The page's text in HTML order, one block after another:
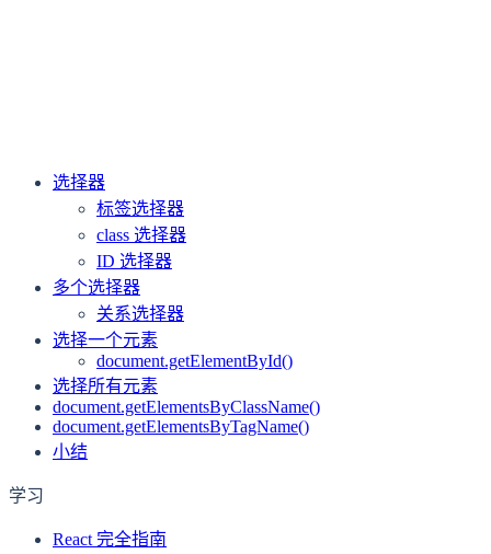
选择器
标签选择器
class 选择器
ID 选择器
多个选择器
关系选择器
选择一个元素
document.getElementById()
选择所有元素
document.getElementsByClassName()
document.getElementsByTagName()
小结
学习
React 完全指南